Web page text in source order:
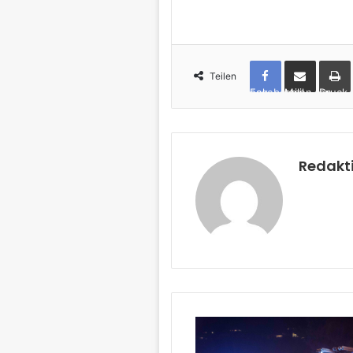
Teilen
Facebook per Mail teilen Drucken